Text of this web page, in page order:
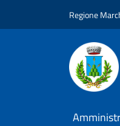
Regione